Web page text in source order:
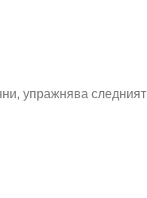
упражнява